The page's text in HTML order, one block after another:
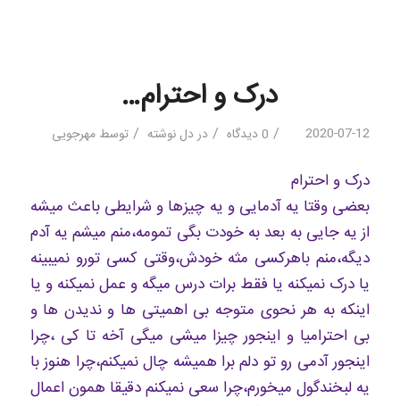
درک و احترام…
2020-07-12
/ 0 دیدگاه / دردل نوشته / توسط مهرجویی
درک و احترام
بعضی وقتا یه آدمایی و یه چیزها و شرایطی باعث میشه
از یه جایی به بعد به خودت بگی تمومه،منم میشم یه آدم
دیگه،منم باهرکسی مثه خودش،وقتی کسی تورو نمیبینه
یا درک نمیکنه یا فقط برات درس میگه و عمل نمیکنه و یا
اینکه به هر نحوی متوجه بی اهمیتی ها و ندیدن ها و
بی احترامیا و اینجور چیزا میشی میگی آخه تا کی ،چرا
اینجور آدمی رو تو دلم برا همیشه چال نمیکنم،چرا هنوز با
یه لبخندگول میخورم،چرا سعی نمیکنم دقیقا همون اعمال